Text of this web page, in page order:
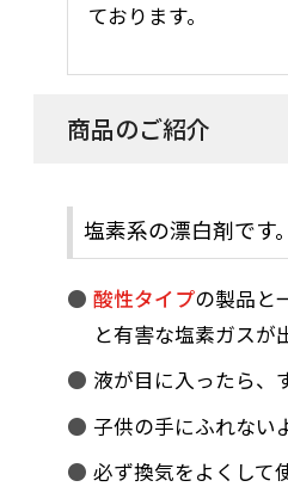
ております。
商品のご紹介
塩素系の漂白剤です。
酸性タイプの製品と
と有害な塩素ガスが
液が目に入ったら、
子供の手にふれない
必ず換気をよくして